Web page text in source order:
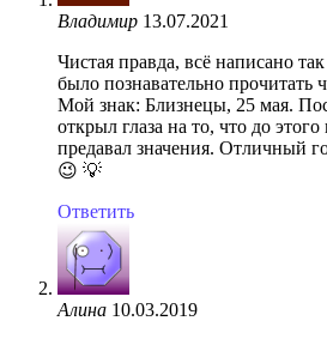
Владимир 13.07.2021
Чистая правда, всё написано
было познавательно прочитать
Мой знак: Близнецы, 25 мая.
открыл глаза на то, что до
предавал значения. Отличный
😉 💡
Ответить
Алина 10.03.2019